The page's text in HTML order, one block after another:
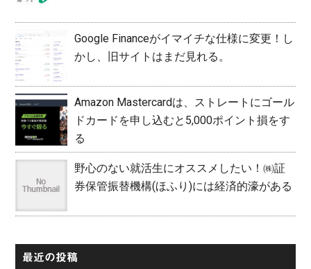
Google Financeがイマイチな仕様に変更！し
かし、旧サイトはまだ見れる。
Amazon Mastercardは、ストレートにゴール
ドカードを申し込むと5,000ポイント損をす
る
野心のない就活生にオススメしたい！㈱証
券保管振替機構(ほふり)には経済的濠がある
最近の投稿